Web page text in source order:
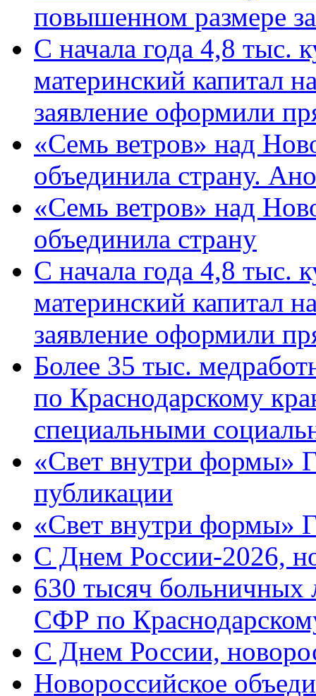
повышенном размере
С начала года 4,8 тыс.
материнский капитал
заявление оформили
«Семь ветров» над
объединила страну.
«Семь ветров» над
объединила страну
С начала года 4,8 тыс.
материнский капитал
заявление оформили
Более 35 тыс.
по Краснодарскому
специальными
«Свет внутри формы»
публикации
«Свет внутри формы»
C Днем России-2026,
630 тысяч больничных
СФР по
C Днем России,
Новороссийское